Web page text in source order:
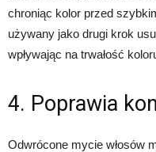
chroniąc kolor przed
używany jako drugi krok
wpływając na trwałość
4. Poprawia
Odwrócone mycie włosów